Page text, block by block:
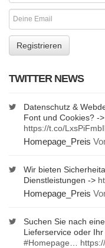
TWITTER NEWS
Datenschutz &
Font und Cookies? ->
https://t.co/
Homepage_Preis
Wir bieten
Dienstleistungen ->
Homepage_Preis
Suchen Sie nach
Lieferservice oder
#Homepage